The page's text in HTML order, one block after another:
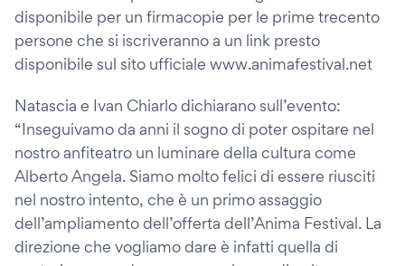
disponibile per un firmacopie per le prime trecento
persone che si iscriveranno a un link presto
disponibile sul sito ufficiale www.animafestival.net
Natascia e Ivan Chiarlo dichiarano sull’evento:
“Inseguivamo da anni il sogno di poter ospitare nel
nostro anfiteatro un luminare della cultura come
Alberto Angela. Siamo molto felici di essere riusciti
nel nostro intento, che è un primo assaggio
dell’ampliamento dell’offerta dell’Anima Festival. La
direzione che vogliamo dare è infatti quella di